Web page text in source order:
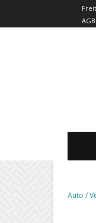
AGB
Auto /